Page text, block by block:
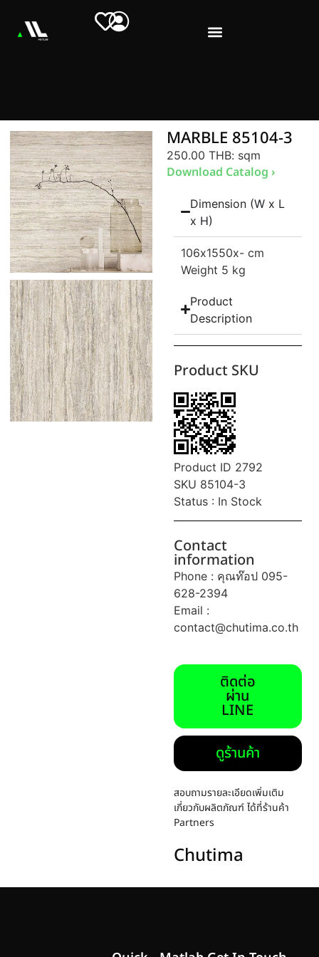
MARBLE 85104-3
250.00 THB: sqm
Download Catalog ›
Dimension (W x L
x H)
106x1550x- cm
Weight 5 kg
Product
Description
Product SKU
Product ID 2792
SKU 85104-3
Status : In Stock
Contact
information
Phone : คุณท๊อป 095-
628-2394
Email :
contact@chutima.co.th
ติดต่อ
ผ่าน
LINE
ดูร้านค้า
สอบถามรายละเอียดเพิ่มเติม
เกี่ยวกับผลิตภัณฑ์ ได้ที่ร้านค้า
Partners
Chutima